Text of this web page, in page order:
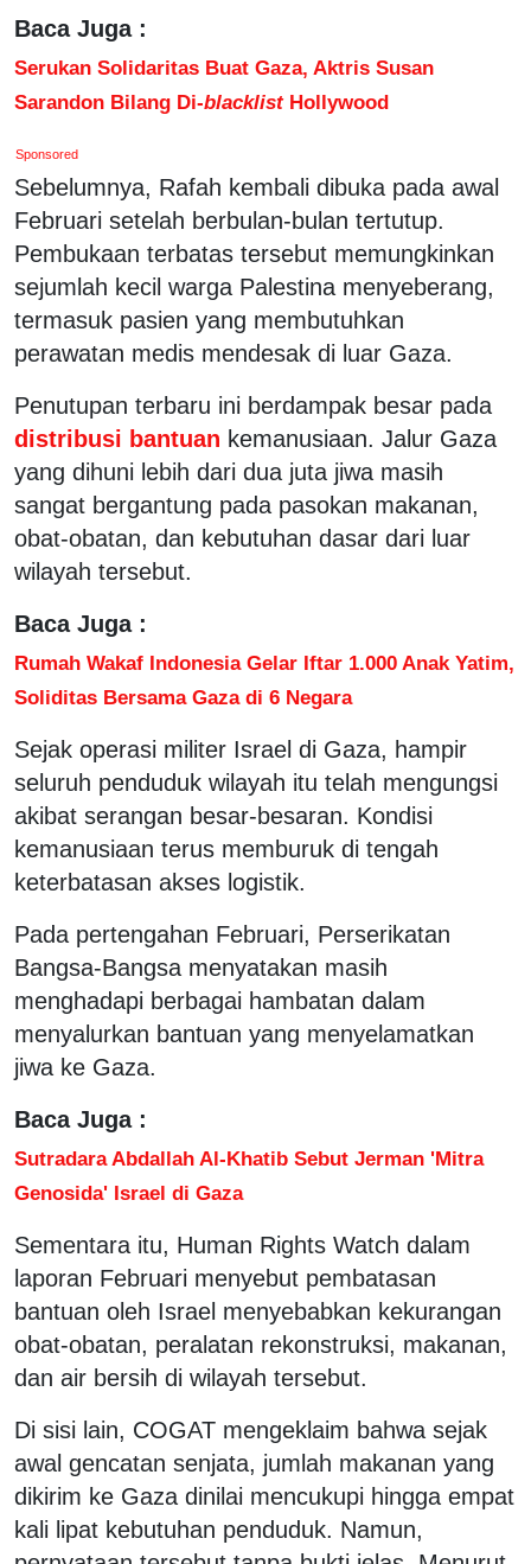
Baca Juga :
Serukan Solidaritas Buat Gaza, Aktris Susan
Sarandon Bilang Di-blacklistHollywood
Sponsored
Sebelumnya, Rafah kembali dibuka pada awal
Februari setelah berbulan-bulan tertutup.
Pembukaan terbatas tersebut memungkinkan
sejumlah kecil warga Palestina menyeberang,
termasuk pasien yang membutuhkan
perawatan medis mendesak di luar Gaza.
Penutupan terbaru ini berdampak besar pada
distribusi bantuan kemanusiaan. Jalur Gaza
yang dihuni lebih dari dua juta jiwa masih
sangat bergantung pada pasokan makanan,
obat-obatan, dan kebutuhan dasar dari luar
wilayah tersebut.
Baca Juga :
Rumah Wakaf Indonesia Gelar Iftar 1.000 Anak Yatim,
Soliditas Bersama Gaza di 6 Negara
Sejak operasi militer Israel di Gaza, hampir
seluruh penduduk wilayah itu telah mengungsi
akibat serangan besar-besaran. Kondisi
kemanusiaan terus memburuk di tengah
keterbatasan akses logistik.
Pada pertengahan Februari, Perserikatan
Bangsa-Bangsa menyatakan masih
menghadapi berbagai hambatan dalam
menyalurkan bantuan yang menyelamatkan
jiwa ke Gaza.
Baca Juga :
Sutradara Abdallah Al-Khatib Sebut Jerman 'Mitra
Genosida' Israel di Gaza
Sementara itu, Human Rights Watch dalam
laporan Februari menyebut pembatasan
bantuan oleh Israel menyebabkan kekurangan
obat-obatan, peralatan rekonstruksi, makanan,
dan air bersih di wilayah tersebut.
Di sisi lain, COGAT mengeklaim bahwa sejak
awal gencatan senjata, jumlah makanan yang
dikirim ke Gaza dinilai mencukupi hingga empat
kali lipat kebutuhan penduduk. Namun,